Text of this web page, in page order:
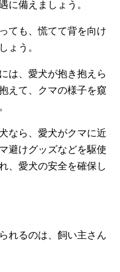
に備えましょう。
ても、慌てて背を向け
ょう。
は、愛犬が抱き抱えら
えて、クマの様子を窺
なら、愛犬がクマに近
避けグッズなどを駆使
、愛犬の安全を確保し
れるのは、飼い主さん